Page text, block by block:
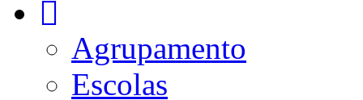
Agrupamento
Escolas